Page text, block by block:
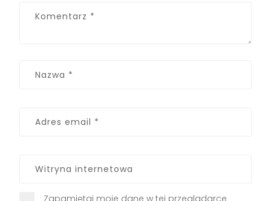
Zapamiętaj moje dane w tej przeglądarce